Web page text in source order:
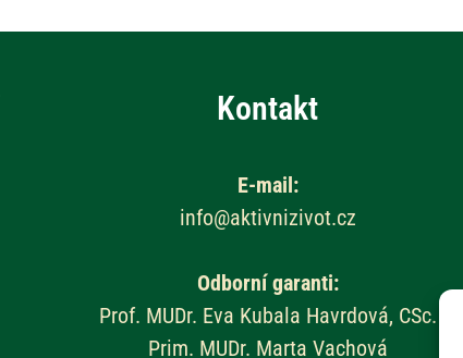
Kontakt
E-mail:
info@aktivnizivot.cz
Odborní garanti:
Prof. MUDr. Eva Kubala Havrdová, CSc.
Prim. MUDr. Marta Vachová